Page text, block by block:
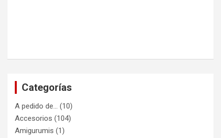
Categorías
A pedido de… (10)
Accesorios (104)
Amigurumis (1)